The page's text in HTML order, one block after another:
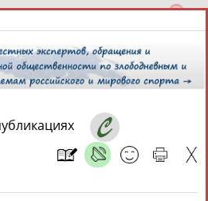
2026 года,
И СПЕЦИАЛИСТЫ